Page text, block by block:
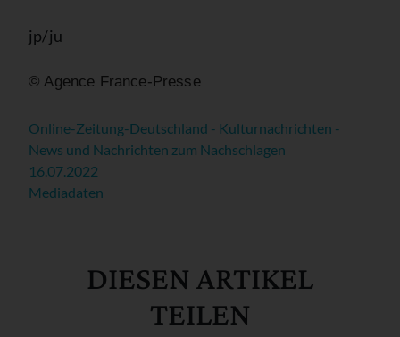
jp/ju
© Agence France-Presse
Online-Zeitung-Deutschland - Kulturnachrichten -
News und Nachrichten zum Nachschlagen
16.07.2022
Mediadaten
DIESEN ARTIKEL
TEILEN